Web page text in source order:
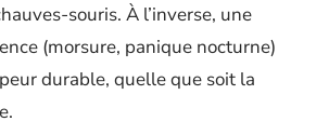
souris. À l’inverse, une
(morsure, panique nocturne)
durable, quelle que soit la